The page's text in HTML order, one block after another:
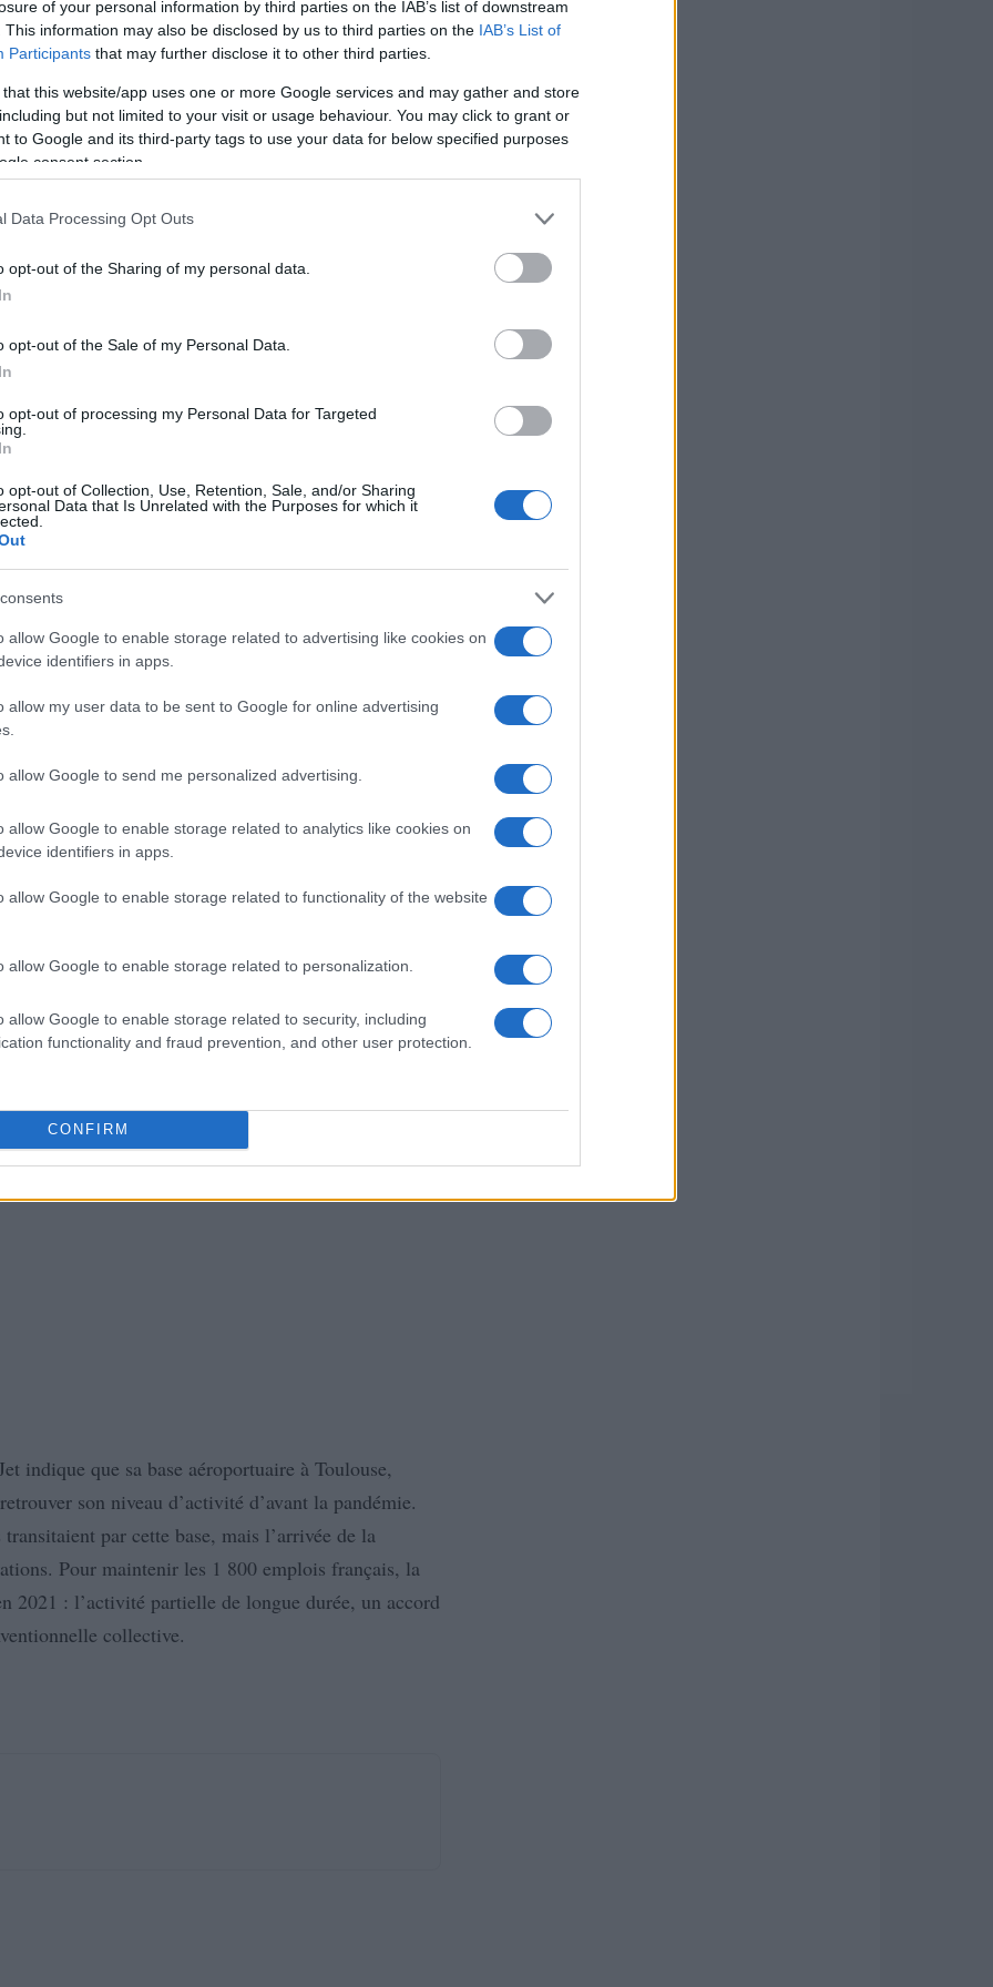
of your personal information by third parties on the IAB’s list of downstream
This information may also be disclosed by us to third parties on the IAB’s List of
Participants that may further disclose it to other third parties.
that this website/app uses one or more Google services and may gather and store
but not limited to your visit or usage behaviour. You may click to grant or
to Google and its third-party tags to use your data for below specified purposes
consent section.
Data Processing Opt Outs
opt-out of the Sharing of my personal data.
opt-out of the Sale of my Personal Data.
opt-out of processing my Personal Data for Targeted
opt-out of Collection, Use, Retention, Sale, and/or Sharing
Data that Is Unrelated with the Purposes for which it
allow Google to enable storage related to advertising like cookies on
identifiers in apps.
allow my user data to be sent to Google for online advertising
allow Google to send me personalized advertising.
allow Google to enable storage related to analytics like cookies on
identifiers in apps.
allow Google to enable storage related to functionality of the website
allow Google to enable storage related to personalization.
allow Google to enable storage related to security, including
functionality and fraud prevention, and other user protection.
CONFIRM
depuis douze ans, délégué syndical UNAC-
réagi rapidement, dès le lendemain de l’annonce, en
lundi, le premier jour des négociations. Avec
solidarité envers les collègues touchés. C’est la
en France. Et, simultanément, nous apprenons que
La compagnie déplace les avions comme des
savoir que le préavis de grève en réponse à sa
déposé avant le début des discussions sur ce
situation n’a eu aucune influence sur ses vols
par Sabine Moeson, une représentante du
Force Ouvrière, qui travaille à Toulouse
structure de travail avait été présentée au
prévue pour le 1er avril 2025. Elle mentionne
avion à leur base.
indique que sa base aéroportuaire à Toulouse,
son niveau d’activité d’avant la pandémie.
par cette base, mais l’arrivée de la
Pour maintenir les 1 800 emplois français, la
2021 : l’activité partielle de longue durée, un accord
collective.